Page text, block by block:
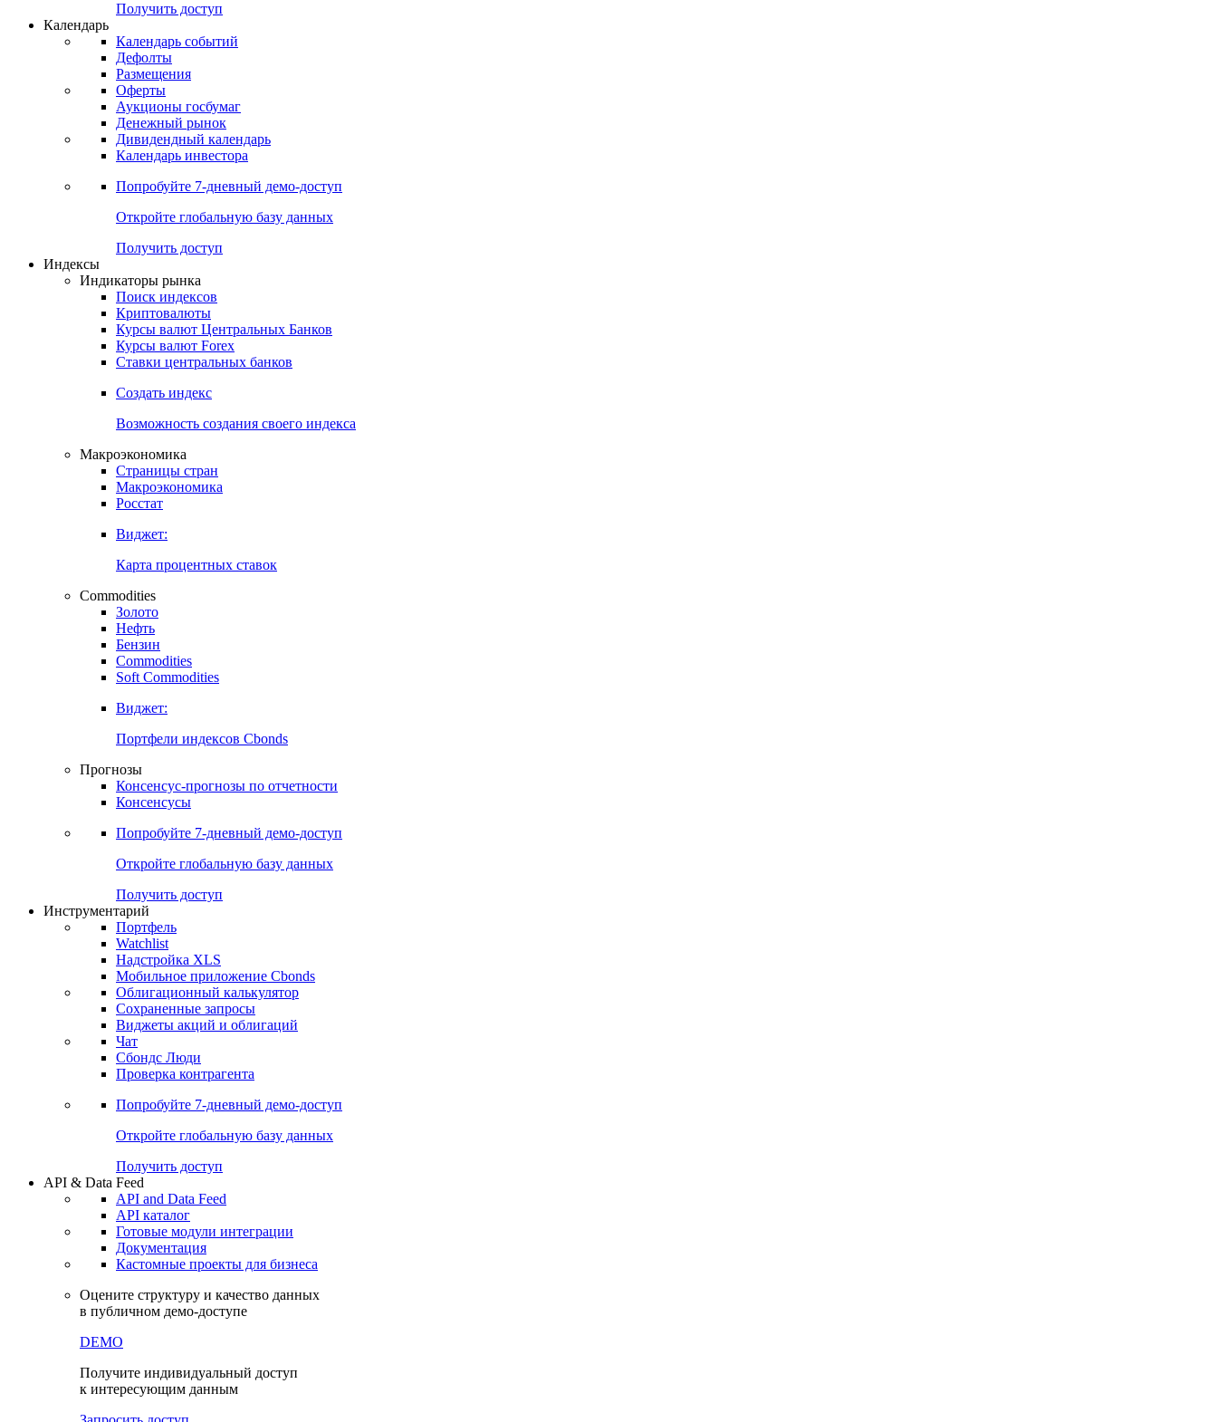
Получить доступ
Календарь
Календарь событий
Дефолты
Размещения
Оферты
Аукционы госбумаг
Денежный рынок
Дивидендный календарь
Календарь инвестора
Попробуйте 7-дневный демо-доступ
Откройте глобальную базу данных
Получить доступ
Индексы
Индикаторы рынка
Поиск индексов
Криптовалюты
Курсы валют Центральных Банков
Курсы валют Forex
Ставки центральных банков
Создать индекс
Возможность создания своего индекса
Макроэкономика
Страницы стран
Макроэкономика
Росстат
Виджет:
Карта процентных ставок
Commodities
Золото
Нефть
Бензин
Commodities
Soft Commodities
Виджет:
Портфели индексов Cbonds
Прогнозы
Консенсус-прогнозы по отчетности
Консенсусы
Попробуйте 7-дневный демо-доступ
Откройте глобальную базу данных
Получить доступ
Инструментарий
Портфель
Watchlist
Надстройка XLS
Мобильное приложение Cbonds
Облигационный калькулятор
Сохраненные запросы
Виджеты акций и облигаций
Чат
Сбондс Люди
Проверка контрагента
Попробуйте 7-дневный демо-доступ
Откройте глобальную базу данных
Получить доступ
API & Data Feed
API and Data Feed
API каталог
Готовые модули интеграции
Документация
Кастомные проекты для бизнеса
Оцените структуру и качество данных
в публичном демо-доступе
DEMO
Получите индивидуальный доступ
к интересующим данным